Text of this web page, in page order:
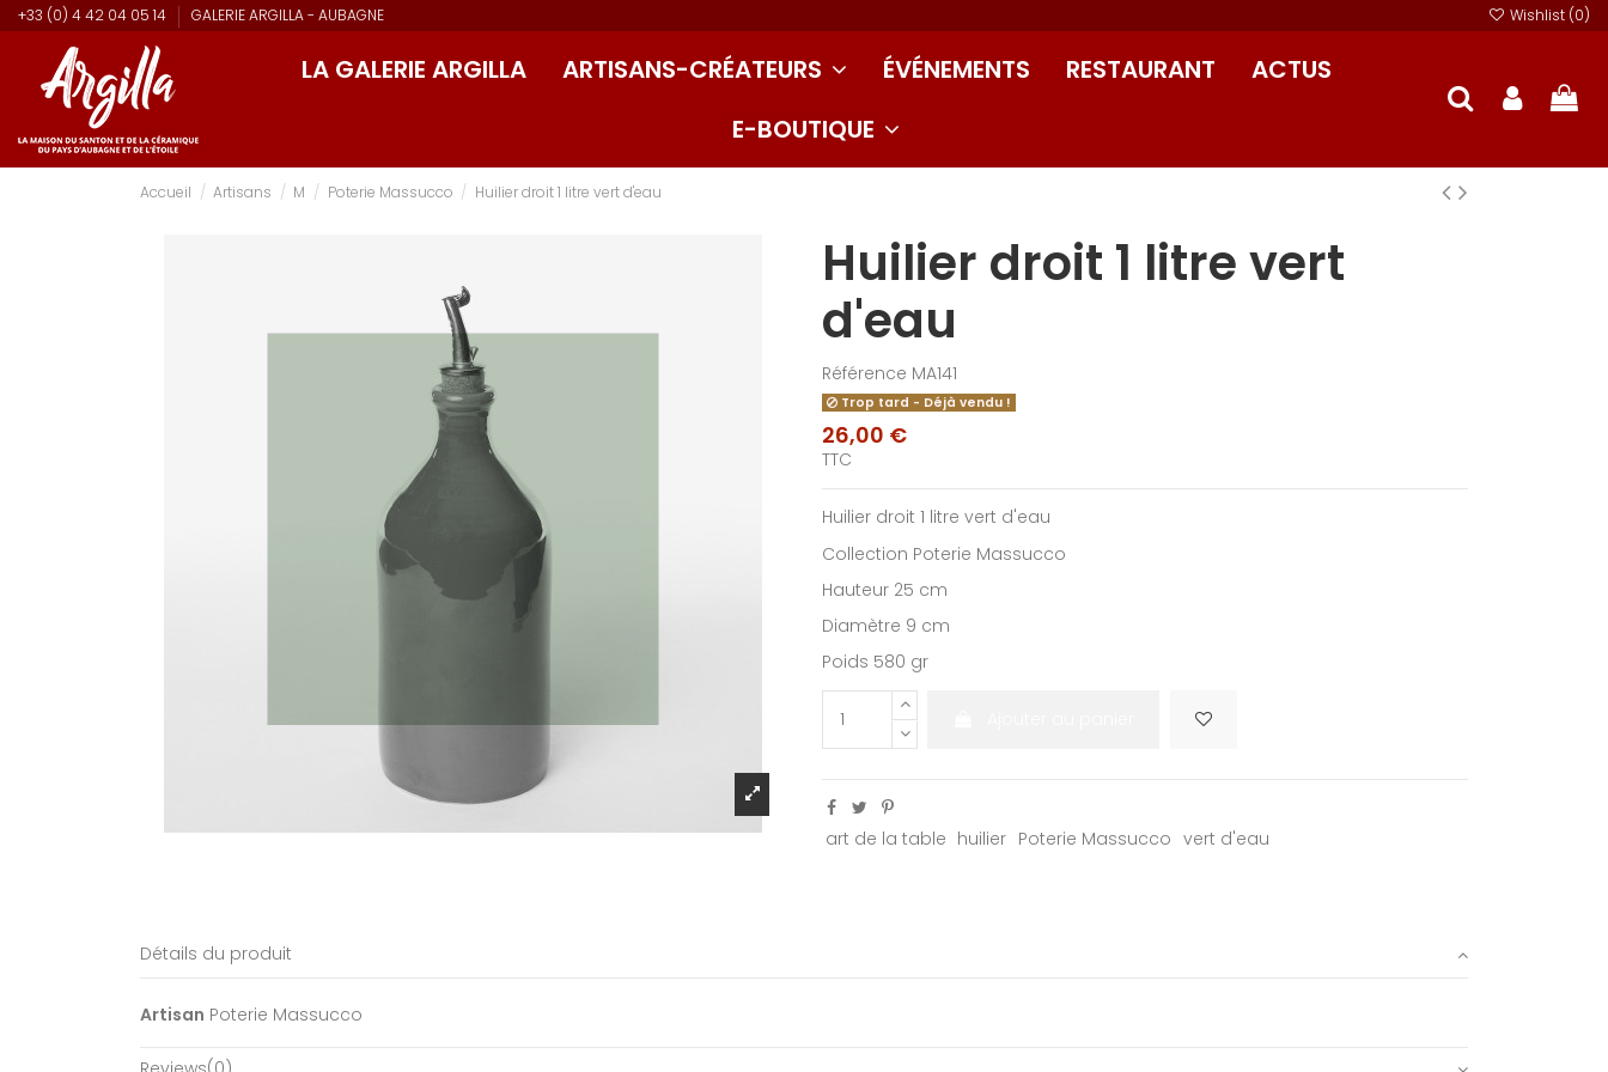
+33 (0) 4 42 04 05 14 GALERIE ARGILLA - AUBAGNE Wishlist (0)
LA GALERIE ARGILLA ARTISANS-CRÉATEURS ÉVÉNEMENTS RESTAURANT
ACTUS
E-BOUTIQUE
Accueil Artisans M Poterie Massucco Huilier droit 1 litre vert d'eau
Huilier droit 1 litre vert
d'eau
Référence MA141
Trop tard - Déjà vendu !
26,00 €
TTC
Huilier droit 1 litre vert d'eau
Collection Poterie Massucco
Hauteur 25 cm
Diamètre 9 cm
Poids 580 gr
art de la table huilier Poterie Massucco vert d'eau
Détails du produit
Artisan Poterie Massucco